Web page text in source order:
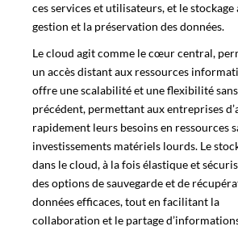
ces services et utilisateurs, et le stockage
gestion et la préservation des données.
Le cloud agit comme le cœur central,
un accès distant aux ressources
offre une scalabilité et une flexibilité sans
précédent, permettant aux entreprises
rapidement leurs besoins en ressources
investissements matériels lourds. Le
dans le cloud, à la fois élastique et
des options de sauvegarde et de
données efficaces, tout en facilitant la
collaboration et le partage